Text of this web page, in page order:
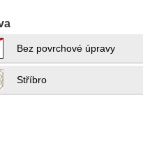
Bez povrchové úpravy
Stříbro